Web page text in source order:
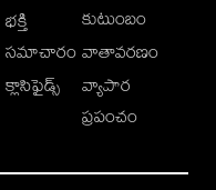
భక్తి
సమాచారం
క్లాసిఫైడ్స్
కుటుంబం
వాతావరణం
వ్యాపార
ప్రపంచం